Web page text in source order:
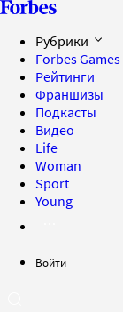
Рубрики
Forbes Games
Рейтинги
Франшизы
Подкасты
Видео
Life
Woman
Sport
Young
Войти